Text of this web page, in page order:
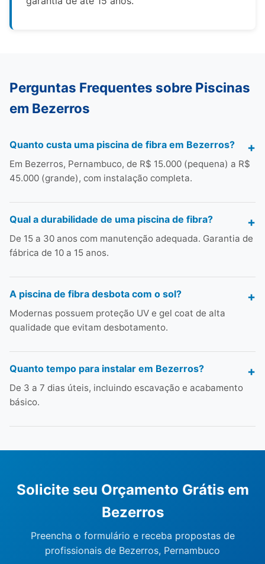
Perguntas Frequentes sobre Piscinas
em Bezerros
Quanto custa uma piscina de fibra em Bezerros?
Em Bezerros, Pernambuco, de R$ 15.000 (pequena) a R$
45.000 (grande), com instalação completa.
Qual a durabilidade de uma piscina de fibra?
De 15 a 30 anos com manutenção adequada. Garantia de
fábrica de 10 a 15 anos.
A piscina de fibra desbota com o sol?
Modernas possuem proteção UV e gel coat de alta
qualidade que evitam desbotamento.
Quanto tempo para instalar em Bezerros?
De 3 a 7 dias úteis, incluindo escavação e acabamento
básico.
Solicite seu Orçamento Grátis em
Bezerros
Preencha o formulário e receba propostas de
profissionais de Bezerros, Pernambuco